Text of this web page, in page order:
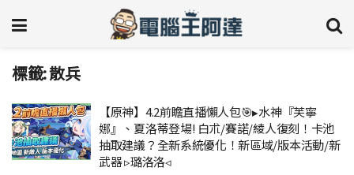
標籤:散兵
【原神】4.2前瞻直播懶人包🎯▸水神『芙寧
娜』、夏洛蒂登場! 白朮/賽諾/綾人復刻！卡池
抽取建議？全新系統優化！新區域/版本活動/新
武器 ▹璐洛洛◃